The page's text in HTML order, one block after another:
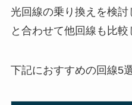
光回線の乗り換えを検
と合わせて他回線も比較
下記におすすめの回線5